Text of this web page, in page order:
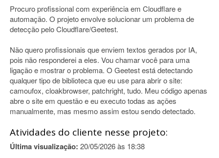
Procuro profissional com experiência em Cloudflare e
automação. O projeto envolve solucionar um problema de
detecção pelo Cloudflare/Geetest.
Não quero profissionais que enviem textos gerados por IA,
pois não responderei a eles. Vou chamar você para uma
ligação e mostrar o problema. O Geetest está detectando
qualquer tipo de biblioteca que eu use para abrir o site:
camoufox, cloakbrowser, patchright, tudo. Meu código apenas
abre o site em questão e eu executo todas as ações
manualmente, mas mesmo assim estou sendo detectado.
Atividades do cliente nesse projeto:
Última visualização: 20/05/2026 às 18:38